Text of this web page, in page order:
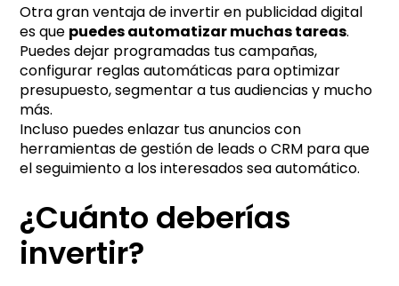
Otra gran ventaja de invertir en publicidad digital
es que puedes automatizar muchas tareas.
Puedes dejar programadas tus campañas,
configurar reglas automáticas para optimizar
presupuesto, segmentar a tus audiencias y mucho
más.
Incluso puedes enlazar tus anuncios con
herramientas de gestión de leads o CRM para que
el seguimiento a los interesados sea automático.
¿Cuánto deberías
invertir?